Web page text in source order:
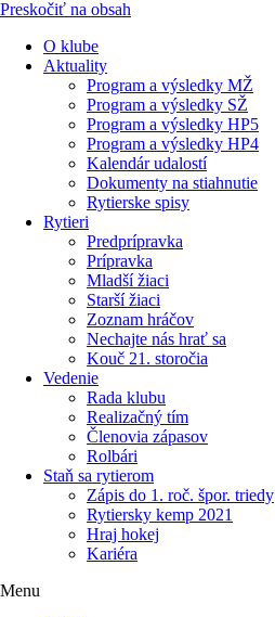
Preskočiť na obsah
O klube
Aktuality
Program a výsledky MŽ
Program a výsledky SŽ
Program a výsledky HP5
Program a výsledky HP4
Kalendár udalostí
Dokumenty na stiahnutie
Rytierske spisy
Rytieri
Predprípravka
Prípravka
Mladší žiaci
Starší žiaci
Zoznam hráčov
Nechajte nás hrať sa
Kouč 21. storočia
Vedenie
Rada klubu
Realizačný tím
Členovia zápasov
Rolbári
Staň sa rytierom
Zápis do 1. roč. špor. triedy
Rytiersky kemp 2021
Hraj hokej
Kariéra
Menu